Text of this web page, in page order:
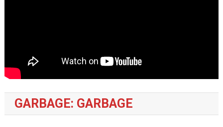
GARBAGE: GARBAGE